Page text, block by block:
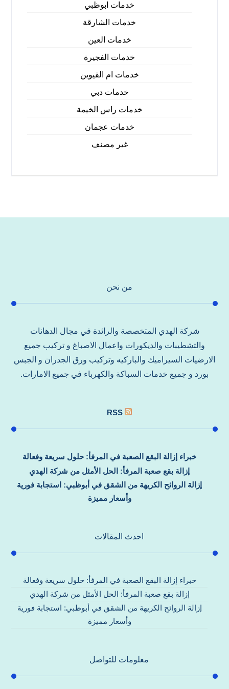
خدمات ابوظبي
خدمات الشارقة
خدمات العين
خدمات الفجيرة
خدمات ام القيوين
خدمات دبي
خدمات راس الخيمة
خدمات عجمان
غير مصنف
من نحن
شركة الهدي المتخصصة والرائدة في مجال الدهانات
والتشطيبات والديكورات واعمال الاصباغ و تركيب جميع
الارضيات السيراميك والباركيه وتركيب ورق الجدران و الجبس
بورد و جميع خدمات السباكة والكهرباء في جميع الامارات.
RSS
خبراء إزالة البقع الصعبة في المرفأ: حلول سريعة وفعالة
إزالة بقع صعبة المرفأ: الحل الأمثل من شركة الهدي
إزالة الروائح الكريهة من الشقق في أبوظبي: استجابة فورية
وأسعار مميزة
احدث المقالات
خبراء إزالة البقع الصعبة في المرفأ: حلول سريعة وفعالة
إزالة بقع صعبة المرفأ: الحل الأمثل من شركة الهدي
إزالة الروائح الكريهة من الشقق في أبوظبي: استجابة فورية
وأسعار مميزة
معلومات للتواصل